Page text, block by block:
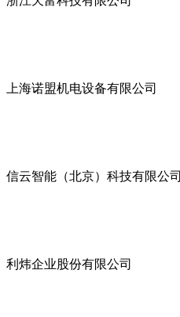
上海诺盟机电设备有限公司
信云智能（北京）科技有限公
利炜企业股份有限公司